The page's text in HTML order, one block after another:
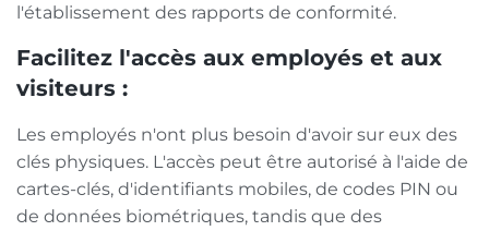
l'établissement des rapports de conformité.
Facilitez l'accès aux employés et aux
visiteurs :
Les employés n'ont plus besoin d'avoir sur eux des
clés physiques. L'accès peut être autorisé à l'aide de
cartes-clés, d'identifiants mobiles, de codes PIN ou
de données biométriques, tandis que des